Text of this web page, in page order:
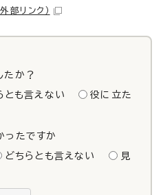
外部リンク）
たか？
とも言えない
役に立た
ったですか
どちらとも言えない
見